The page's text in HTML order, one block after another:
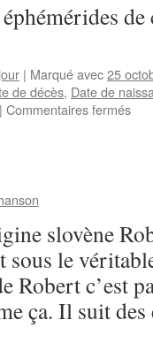
| Marqué avec25
de décès, Date de
| Commentaires ferméssur
slovène
sous le
Robert c’est
ça. Il suit